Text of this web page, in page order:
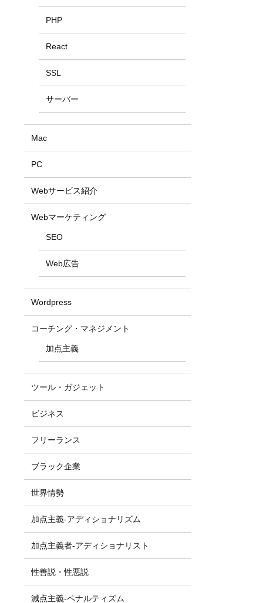
PHP
React
SSL
サーバー
Mac
PC
Webサービス紹介
Webマーケティング
SEO
Web広告
Wordpress
コーチング・マネジメント
加点主義
ツール・ガジェット
ビジネス
フリーランス
ブラック企業
世界情勢
加点主義-アディショナリズム
加点主義者-アディショナリスト
性善説・性悪説
減点主義-ペナルティズム